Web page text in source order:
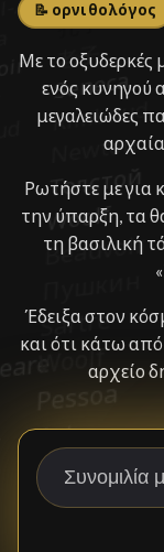
📝 ορνιθολόγος
Με το οξυδερκές
ενός κυνηγού
μεγαλειώδες
Ρωτήστε με για
την ύπαρξη, τα
τη βασιλική
Έδειξα στον
και ότι κάτω
αρχείο